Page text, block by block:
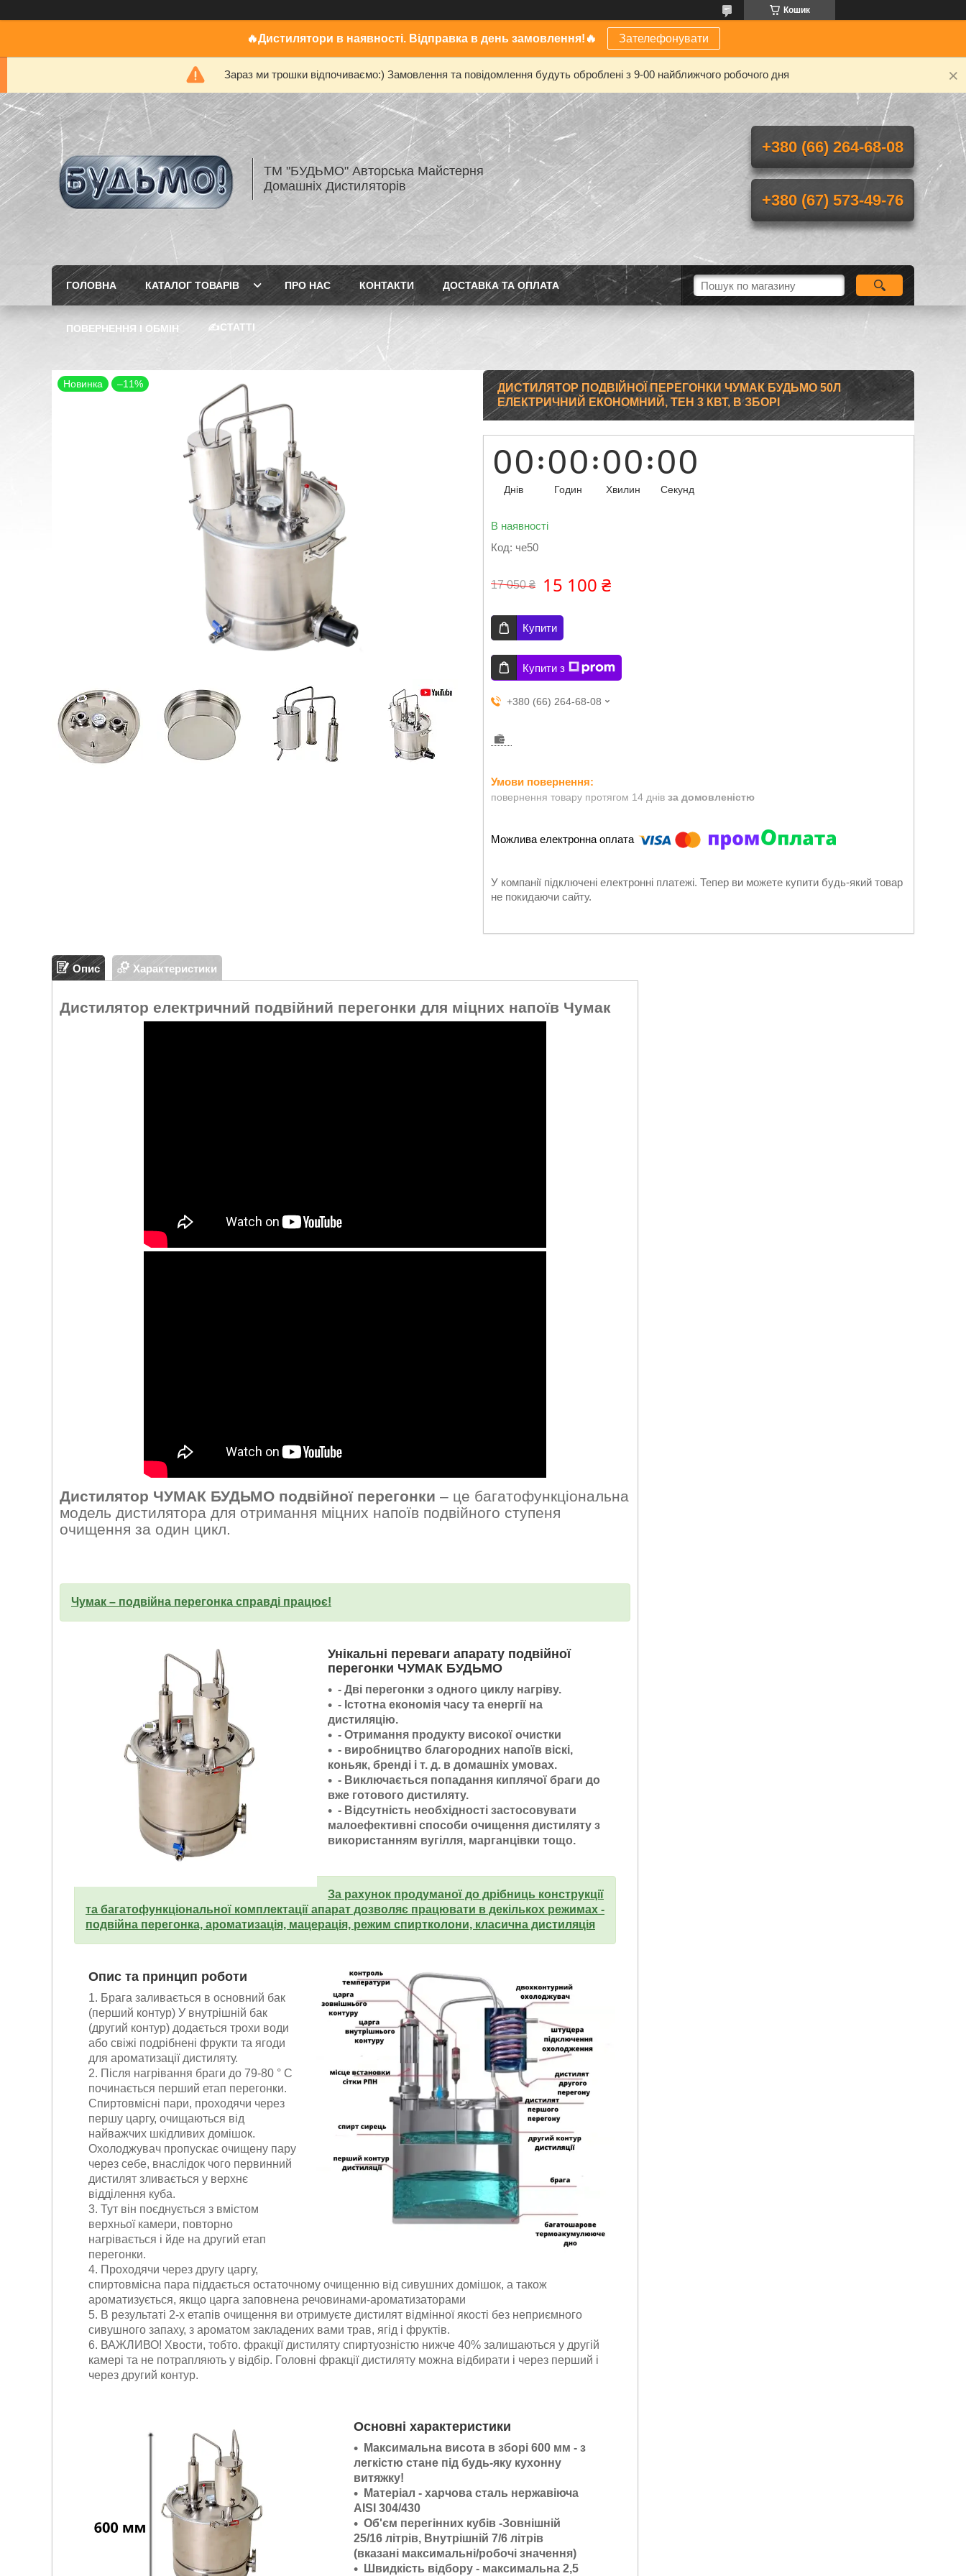
Кошик
🔥Дистилятори в наявності. Відправка в день замовлення!🔥 Зателефонувати
Зараз ми трошки відпочиваємо:) Замовлення та повідомлення будуть оброблені з 9-00 найближчого робочого дня
ТМ "БУДЬМО" Авторська Майстерня
Домашніх Дистиляторів
+380 (66) 264-68-08
+380 (67) 573-49-76
ГОЛОВНА КАТАЛОГ ТОВАРІВ ПРО НАС КОНТАКТИ ДОСТАВКА ТА ОПЛАТА
ПОВЕРНЕННЯ І ОБМІН ✍️СТАТТІ
Новинка –11%
ДИСТИЛЯТОР ПОДВІЙНОЇ ПЕРЕГОНКИ ЧУМАК БУДЬМО 50Л
ЕЛЕКТРИЧНИЙ ЕКОНОМНИЙ, ТЕН 3 КВТ, В ЗБОРІ
00
Днів
00
Годин
00
Хвилин
00
Секунд
В наявності
Код: че50
17 050 ₴ 15 100 ₴
Купити
Купити з
+380 (66) 264-68-08
повернення товару протягом 14 днів за домовленістю
У компанії підключені електронні платежі. Тепер ви можете купити будь-який товар
не покидаючи сайту.
Опис Характеристики
Дистилятор електричний подвійний перегонки для міцних напоїв Чумак
Дистилятор ЧУМАК БУДЬМО подвійної перегонки – це багатофункціональна
модель дистилятора для отримання міцних напоїв подвійного ступеня
очищення за один цикл.
Чумак – подвійна перегонка справді працює!
Унікальні переваги апарату подвійної
перегонки ЧУМАК БУДЬМО
- Дві перегонки з одного циклу нагріву.
- Істотна економія часу та енергії на
дистиляцію.
- Отримання продукту високої очистки
- виробництво благородних напоїв віскі,
коньяк, бренді і т. д. в домашніх умовах.
- Виключається попадання киплячої браги до
вже готового дистиляту.
- Відсутність необхідності застосовувати
малоефективні способи очищення дистиляту з
використанням вугілля, марганцівки тощо.
За рахунок продуманої до дрібниць конструкції
та багатофункціональної комплектації апарат дозволяє працювати в декількох режимах -
подвійна перегонка, ароматизація, мацерація, режим спиртколони, класична дистиляція
Опис та принцип роботи
1. Брага заливається в основний бак
(перший контур) У внутрішній бак
(другий контур) додається трохи води
або свіжі подрібнені фрукти та ягоди
для ароматизації дистиляту.
2. Після нагрівання браги до 79-80 ° С
починається перший етап перегонки.
Спиртовмісні пари, проходячи через
першу царгу, очищаються від
найважчих шкідливих домішок.
Охолоджувач пропускає очищену пару
через себе, внаслідок чого первинний
дистилят зливається у верхнє
відділення куба.
3. Тут він поєднується з вмістом
верхньої камери, повторно
нагрівається і йде на другий етап
перегонки.
4. Проходячи через другу царгу,
спиртовмісна пара піддається остаточному очищенню від сивушних домішок, а також
ароматизується, якщо царга заповнена речовинами-ароматизаторами
5. В результаті 2-х етапів очищення ви отримуєте дистилят відмінної якості без неприємного
сивушного запаху, з ароматом закладених вами трав, ягід і фруктів.
6. ВАЖЛИВО! Хвости, тобто. фракції дистиляту спиртуозністю нижче 40% залишаються у другій
камері та не потрапляють у відбір. Головні фракції дистиляту можна відбирати і через перший і
через другий контур.
Основні характеристики
Максимальна висота в зборі 600 мм - з
легкістю стане під будь-яку кухонну
витяжку!
Матеріал - харчова сталь нержавіюча
AISI 304/430
Об'єм перегінних кубів -Зовнішній
25/16 літрів, Внутрішній 7/6 літрів
(вказані максимальні/робочі значення)
Швидкість відбору - максимальна 2,5